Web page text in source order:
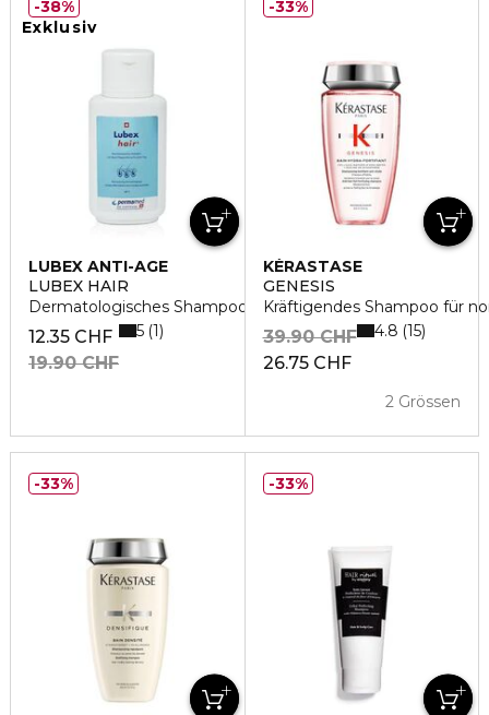
Exklusiv
LUBEX ANTI-AGE
LUBEX HAIR
Dermatologisches Shampoo
12.35 CHF
19.90 CHF
5 1
38%
KÉRASTASE
GENESIS
Kräftigendes Shampoo für
26.75 CHF
39.90 CHF
2 Grössen
4.8 15
33%
33% 33%